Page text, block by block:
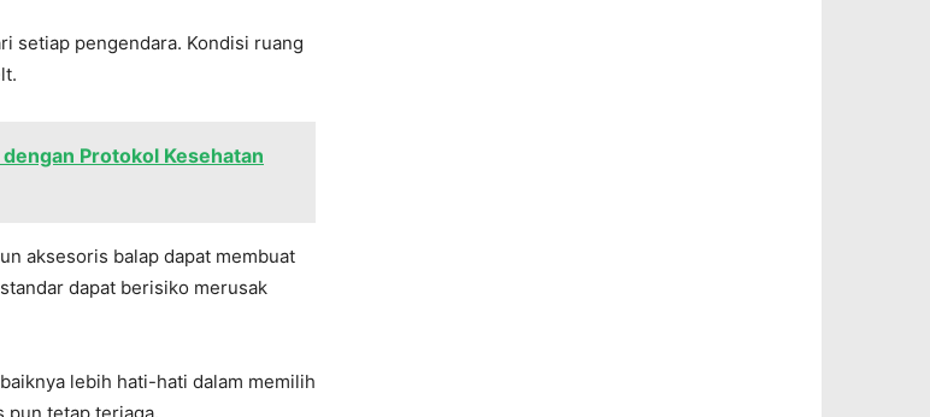
setiap pengendara. Kondisi ruang
Protokol Kesehatan
aksesoris balap dapat membuat
dapat berisiko merusak
lebih hati-hati dalam memilih